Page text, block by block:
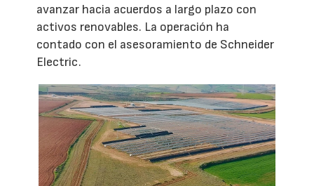
avanzar hacia acuerdos a largo plazo con
activos renovables. La operación ha
contado con el asesoramiento de Schneider
Electric.